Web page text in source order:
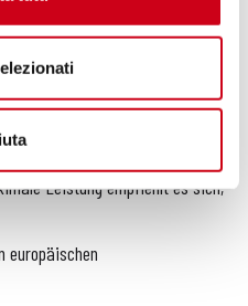
undWiderstandsfähigkeit
TIG-Schweißen
durchgeführt wird, genau wie
Leistung empfiehlt es sich,
europäischen